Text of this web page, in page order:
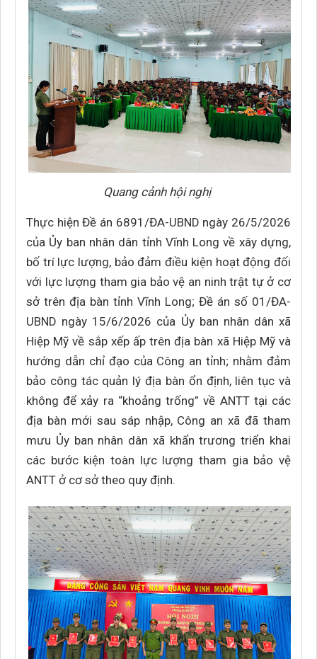
Quang cảnh hội nghị
Thực hiện Đề án 6891/ĐA-UBND ngày 26/5/2026
của Ủy ban nhân dân tỉnh Vĩnh Long về xây dựng,
bố trí lực lượng, bảo đảm điều kiện hoạt động đối
với lực lượng tham gia bảo vệ an ninh trật tự ở cơ
sở trên địa bàn tỉnh Vĩnh Long; Đề án số 01/ĐA-
UBND ngày 15/6/2026 của Ủy ban nhân dân xã
Hiệp Mỹ về sắp xếp ấp trên địa bàn xã Hiệp Mỹ và
hướng dẫn chỉ đạo của Công an tỉnh; nhằm đảm
bảo công tác quản lý địa bàn ổn định, liên tục và
không để xảy ra “khoảng trống” về ANTT tại các
địa bàn mới sau sáp nhập, Công an xã đã tham
mưu Ủy ban nhân dân xã khẩn trương triển khai
các bước kiện toàn lực lượng tham gia bảo vệ
ANTT ở cơ sở theo quy định.